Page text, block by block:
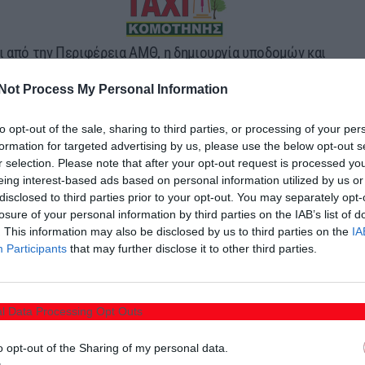
Process My Personal Information
opt-out of the sale, sharing to third parties, or processing of your
for targeted advertising by us, please use the below opt-out
selection. Please note that after your opt-out request is processed
interest-based ads based on personal information utilized by us
to third parties prior to your opt-out. You may separately
of your personal information by third parties on the IAB’s list of
This information may also be disclosed by us to third parties on the
Participants that may further disclose it to other third parties.
Data Processing Opt Outs
opt-out of the Sharing of my personal data.
την Περιφέρεια ΑΜΘ, η δημιουργία υποδομών και
της τέταρτης ηλικίας και άτομα με αναπηρία.
που αφορούν την ίδρυση 7 Κ.Η.Φ.Η και 4 δομών
προβλήματα.
Τοψίδης επισήμανε ότι «Με ευθύνη απέναντι
φροντίζουμε με έργα να ενισχύουμε τις
με έργα να είμαστε δίπλα σε όσους το έχουν
εξασφαλίσουμε αξιοπρεπή διαβίωση και συγχρόνως,
είναι πολύ σημαντικό να δώσουμε ευκαιρίες στα
στηρίζοντας παράλληλα και τις οικογένειες
τους ένα μεγάλο βάρος φροντίδας αυτών των